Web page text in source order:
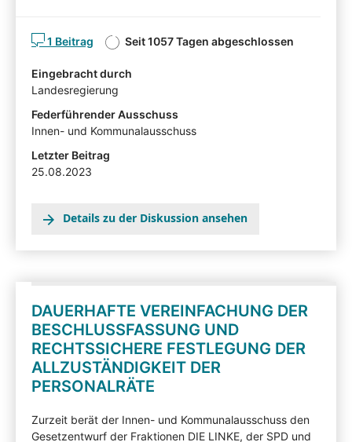
auf die Arbeit des Innen- und Kommunalausschusses
hinweisen. Die von Sachverständigen,
Interessensvertretern und anderen Auskunftspersonen
im Rahmen eines Anhörungsverfahrens eingereichten
Stellungnahmen können mit Zustimmung der
eingesehen werden: hier
1 Beitrag Seit 1057 Tagen abgeschlossen
Eingebracht durch
Landesregierung
Federführender Ausschuss
Innen- und Kommunalausschuss
Letzter Beitrag
25.08.2023
Details zu der Diskussion ansehen
DAUERHAFTE VEREINFACHUNG DER
BESCHLUSSFASSUNG UND
RECHTSSICHERE FESTLEGUNG DER
ALLZUSTÄNDIGKEIT DER
PERSONALRÄTE
Zurzeit berät der Innen- und Kommunalausschuss den
Gesetzentwurf der Fraktionen DIE LINKE, der SPD und